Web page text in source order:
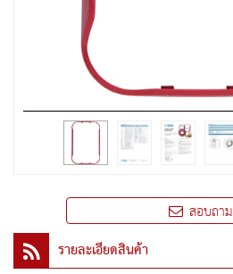
สอบถาม
รายละเอียดสินค้า